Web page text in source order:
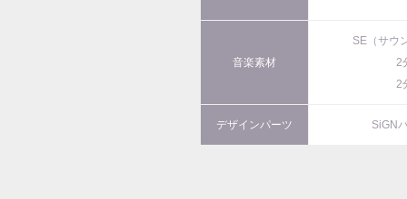
音楽素材
SE（サウ
2
2
デザインパーツ SiGN